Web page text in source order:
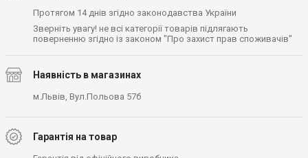
Протягом 14 днів згідно законодавства України
Зверніть увагу! не всі категорії товарів підлягають
поверненню згідно із законом "Про захист прав споживачів"
Наявність в магазинах
м.Львів, Вул.Польова 57б
Гарантія на товар